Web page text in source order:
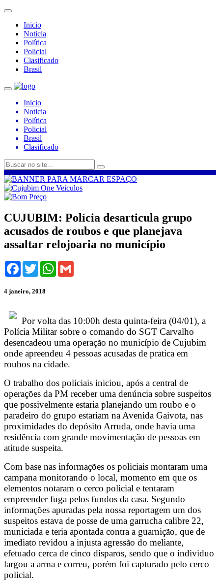
Inicio
Noticia
Política
Policial
Clasificado
Brasil
Inicio
Noticia
Política
Policial
Brasil
Clasificado
CUJUBIM: Polícia desarticula grupo
acusados de roubos e que planejava
assaltar relojoaria no município
Facebook
TwitterWhatsApp
4 janeiro, 2018
Por volta das 10:00h desta quinta-feira (04/01), a
Polícia Militar sobre o comando do SGT Carvalho
desencadeou uma operação no município de Cujubim
onde apreendeu 4 pessoas acusadas de pratica em
roubos na cidade.
O trabalho dos policiais iniciou, após a central de
operações da PM receber uma denúncia sobre suspeitos
que possivelmente estaria planejando um roubo e o
paradeiro do grupo estariam na Avenida Gaivota, nas
proximidades do depósito Arruda, onde havia uma
residência com grande movimentação de pessoas em
atitude suspeita.
Com base nas informações os policiais montaram uma
campana monitorando o local, momento em que os
elementos notaram o cerco policial e tentaram
empreender fuga pelos fundos da casa. Segundo
informações apuradas pela nossa reportagem um dos
suspeitos estava de posse de uma garrucha calibre 22,
municiada e teria apontada contra a guarnição, que de
imediato revidou a injusta agressão do meliante,
efetuado cerca de cinco disparos, sendo que o individuo
largou a arma e correu, porém foi capturado pelo cerco
policial.